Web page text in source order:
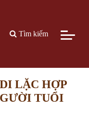
Tìm kiếm
LẶC HỢP
TUỔI